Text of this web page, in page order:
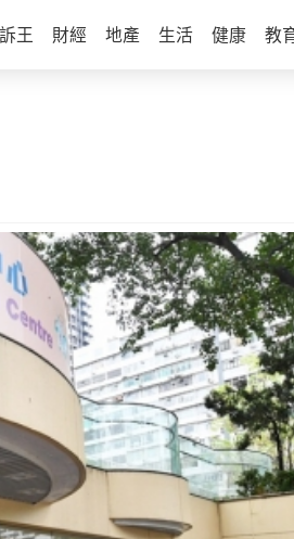
王 財經 地產 生活 健康 教